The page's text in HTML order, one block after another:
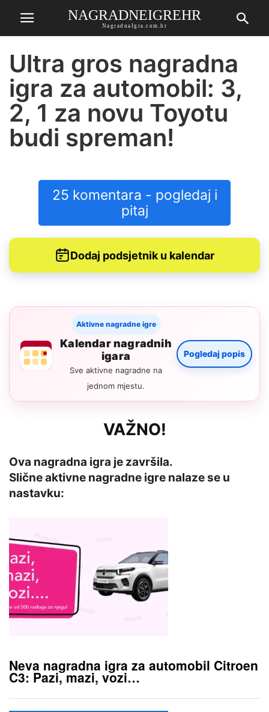
NAGRADNEIGREHR
NagradnaIgra.com.hr
Ultra gros nagradna
igra za automobil: 3,
2, 1 za novu Toyotu
budi spreman!
25 komentara - pogledaj i
pitaj
Dodaj podsjetnik u kalendar
Aktivne nagradne igre
Kalendar nagradnih
igara
Sve aktivne nagradne na
jednom mjestu.
Pogledaj popis
VAŽNO!
Ova nagradna igra je završila.
Slične aktivne nagradne igre nalaze se u
nastavku:
Neva nagradna igra za automobil Citroen
C3: Pazi, mazi, vozi…